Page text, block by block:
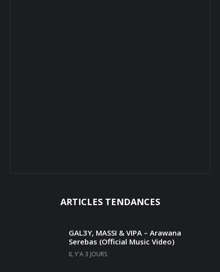
ARTICLES TENDANCES
GAL3Y, MASSI & VIPA – Arawana
Serebas (Official Music Video)
IL Y'A 3 JOURS